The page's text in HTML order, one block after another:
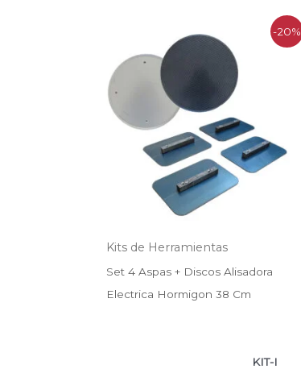
-20%
Kits de Herramientas
Set 4 Aspas + Discos Alisadora
Electrica Hormigon 38 Cm
KIT-I
precio
original
era:
$74.990.
precio
actual
$59.990.